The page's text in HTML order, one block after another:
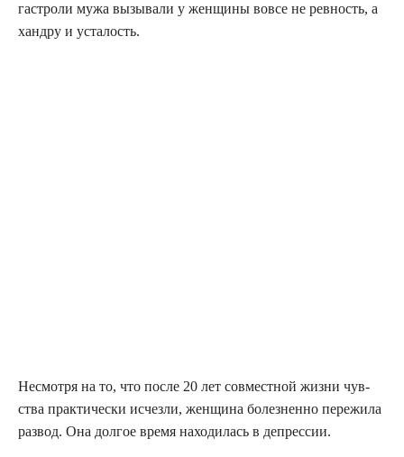
гастро­ли мужа вызы­ва­ли у жен­щи­ны вовсе не рев­ность, а
ханд­ру и усталость.
Несмот­ря на то, что после 20 лет сов­мест­ной жиз­ни чув­
ства прак­ти­че­ски исчез­ли, жен­щи­на болез­нен­но пере­жи­ла
раз­вод. Она дол­гое вре­мя нахо­ди­лась в депрессии.